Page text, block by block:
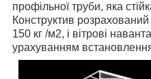
профільної труби, яка
Конструктив
150 кг /м2, і вітрові
урахуванням